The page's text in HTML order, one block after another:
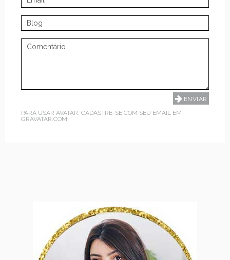
PARA USAR AVATAR, CADASTRE-SE COM SEU EMAIL EM
GRAVATAR.COM